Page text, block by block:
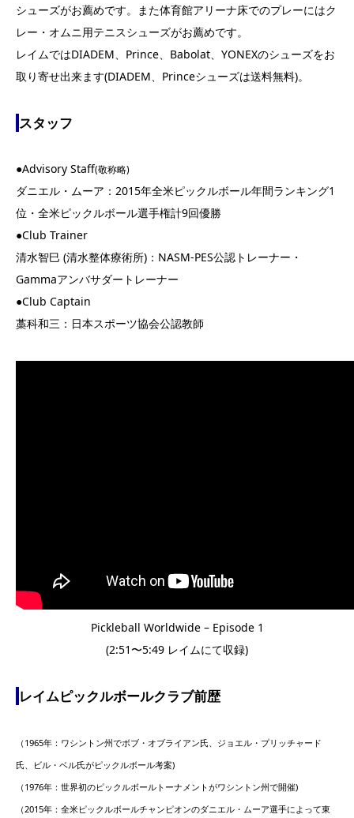
シューズがお薦めです。また体育館アリーナ床でのプレーにはク
レー・オムニ用テニスシューズがお薦めです。
レイムではDIADEM、Prince、Babolat、YONEXのシューズをお
取り寄せ出来ます(DIADEM、Princeシューズは送料無料)。
スタッフ
●Advisory Staff(敬称略)
ダニエル・ムーア：2015年全米ピックルボール年間ランキング1
位・全米ピックルボール選手権計9回優勝
●Club Trainer
清水智巳 (清水整体療術所)：NASM-PES公認トレーナー・
Gammaアンバサダートレーナー
●Club Captain
藁科和三：日本スポーツ協会公認教師
Pickleball Worldwide – Episode 1
(2:51〜5:49 レイムにて収録)
レイムピックルボールクラブ前歴
（1965年：ワシントン州でボブ・オブライアン氏、ジョエル・プリッチャード
氏、ビル・ベル氏がピックルボール考案)
（1976年：世界初のピックルボールトーナメントがワシントン州で開催)
（2015年：全米ピックルボールチャンピオンのダニエル・ムーア選手によって東